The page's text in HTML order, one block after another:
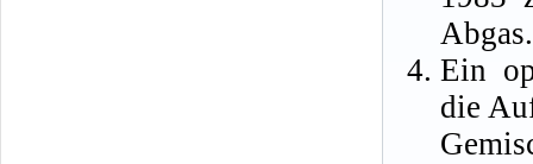
Abgas.
Ein
die